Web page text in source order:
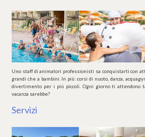
Uno staff di animatori professionisti sa conquistarti con
grandi che a bambini. In più: corsi di nuoto, danza,
divertimento per i più piccoli. Ogni giorno ti attendono
vacanza sarebbe?
Servizi